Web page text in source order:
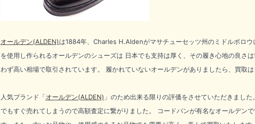
オールデン(ALDEN)は1884年、Charles H.Aldenがマサチューセッツ州のミドルボロ
を使用し作られるオールデンのシューズは 日本でも支持は厚く、その履き心地の良さ
わず高い相場で取引されています。 履かれていないオールデンがありましたら、買取は
人気ブランド「オールデン(ALDEN) 」のため出来る限りの評価をさせていただきまし
でもすぐ売れてしまうので高額査定に繋がりました。 コードバンが有名なオールデン